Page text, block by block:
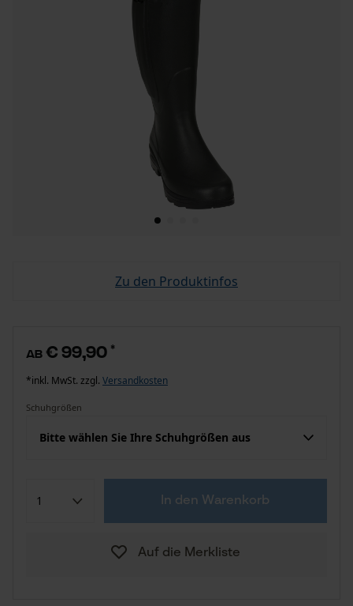
Zu den Produktinfos
ab € 99,90 *
*inkl. MwSt. zzgl. Versandkosten
Schuhgrößen
Bitte wählen Sie Ihre Schuhgrößen aus
In den Warenkorb
Auf die Merkliste